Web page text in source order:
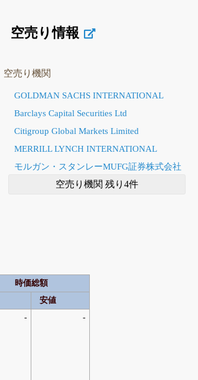
空売り情報
空売り機関
GOLDMAN SACHS INTERNATIONAL
Barclays Capital Securities Ltd
Citigroup Global Markets Limited
MERRILL LYNCH INTERNATIONAL
モルガン・スタンレーMUFG証券株式会社
空売り機関 残り4件
時価総額
安値
- -